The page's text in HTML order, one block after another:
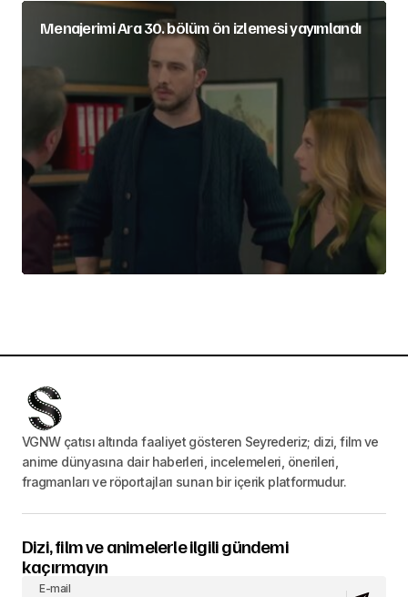
Menajerimi Ara 30. bölüm ön izlemesi yayımlandı
VGNW çatısı altında faaliyet gösteren Seyrederiz; dizi, film ve
anime dünyasına dair haberleri, incelemeleri, önerileri,
fragmanları ve röportajları sunan bir içerik platformudur.
Dizi, film ve animelerle ilgili gündemi
kaçırmayın
E-mail